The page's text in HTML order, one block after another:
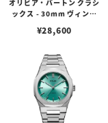
オリビア・バートン クラシ
ックス - 30mm ヴィンテ
ド サンレイ メッシュ
¥28,600